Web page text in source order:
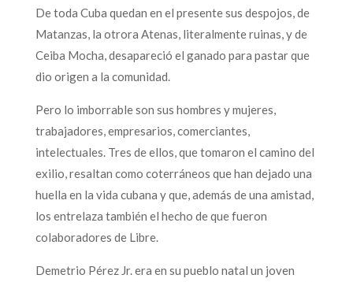
De toda Cuba quedan en el presente sus despojos, de
Matanzas, la otrora Atenas, literalmente ruinas, y de
Ceiba Mocha, desapareció el ganado para pastar que
dio origen a la comunidad.
Pero lo imborrable son sus hombres y mujeres,
trabajadores, empresarios, comerciantes,
intelectuales. Tres de ellos, que tomaron el camino del
exilio, resaltan como coterráneos que han dejado una
huella en la vida cubana y que, además de una amistad,
los entrelaza también el hecho de que fueron
colaboradores de Libre.
Demetrio Pérez Jr. era en su pueblo natal un joven